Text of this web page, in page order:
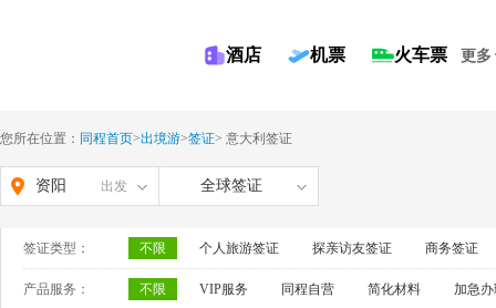
酒店 机票 火车票 更多
您所在位置： 同程首页>出境游>签证> 意大利签证
资阳 出发 全球签证
签证类型： 不限 个人旅游签证 探亲访友签证 商务签证
产品服务： 不限 VIP服务 同程自营 简化材料 加急